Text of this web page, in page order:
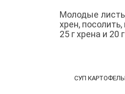
Молодые
хрен,
25 г хрена и
СУП